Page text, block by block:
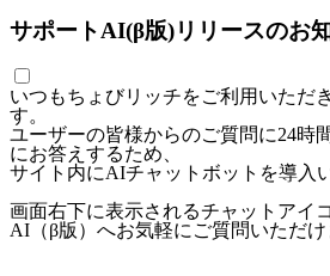
サポートAI(β版)リリースのお
いつもちょびリッチをご利用いただ
す。
ユーザーの皆様からのご質問に24時
にお答えするため、
サイト内にAIチャットボットを導入
画面右下に表示されるチャットアイ
AI（β版）へお気軽にご質問いただけ